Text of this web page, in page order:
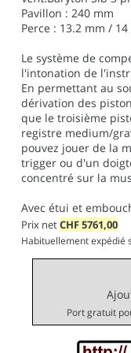
Pavillon : 240 mm
Perce : 13.2 mm /
Le système de
l'intonation de
En permettant au
dérivation des
que le troisième
registre medium/
pouvez jouer de la
trigger ou d'un
concentré sur la
Avec étui et
Prix netCHF5761,00
Habituellement expédié
Port gratuit